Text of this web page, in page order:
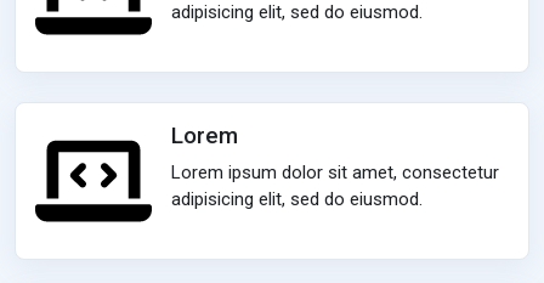
adipisicing elit, sed do eiusmod.
Lorem
Lorem ipsum dolor sit amet, consectetur
adipisicing elit, sed do eiusmod.